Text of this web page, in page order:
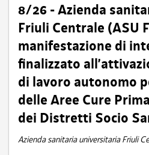
8/26 - Azienda
Friuli Centrale (ASU
manifestazione di
finalizzato
di lavoro autonomo
delle Aree Cure
dei Distretti Socio
Azienda sanitaria universitaria Friuli